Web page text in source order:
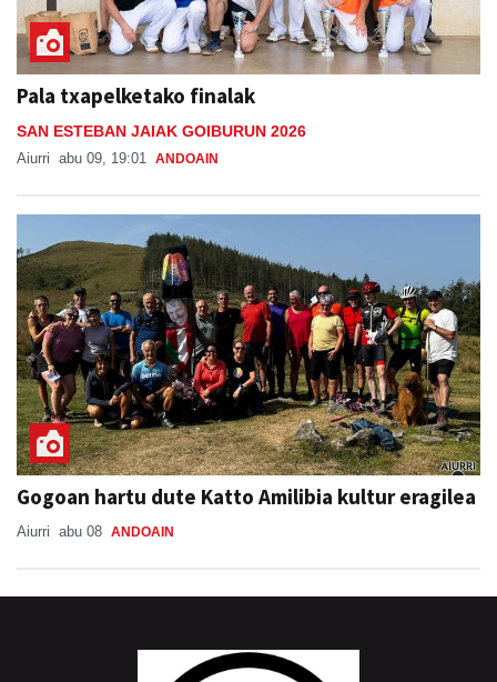
Pala txapelketako finalak
SAN ESTEBAN JAIAK GOIBURUN 2026
Aiurri abu 09, 19:01 ANDOAIN
Gogoan hartu dute Katto Amilibia kultur eragilea
Aiurri abu 08 ANDOAIN